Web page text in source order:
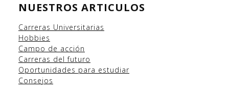
NUESTROS ARTICULOS
Carreras Universitarias
Hobbies
Campo de acción
Carreras del futuro
Oportunidades para estudiar
Consejos